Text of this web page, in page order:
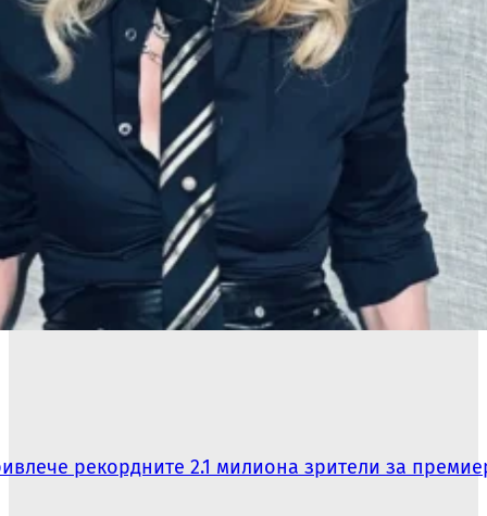
рекордните 2.1 милиона зрители за